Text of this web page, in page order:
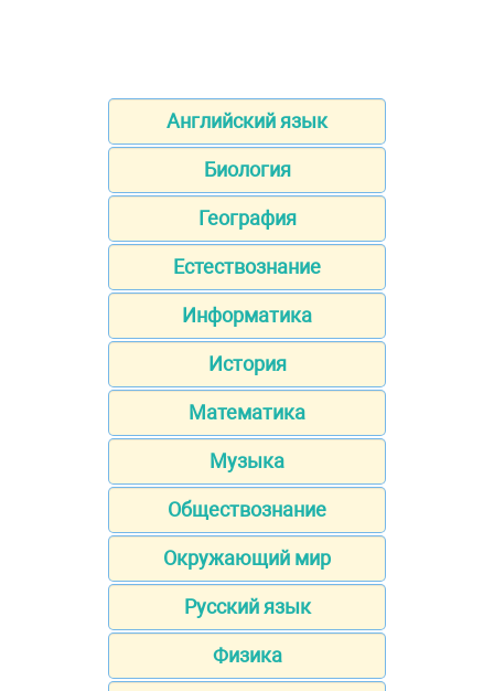
Английский язык
Биология
География
Естествознание
Информатика
История
Математика
Музыка
Обществознание
Окружающий мир
Русский язык
Физика